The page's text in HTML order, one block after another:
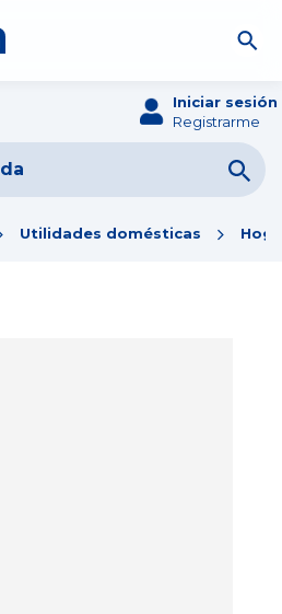
Iniciar sesión
Registrarme
Utilidades domésticas